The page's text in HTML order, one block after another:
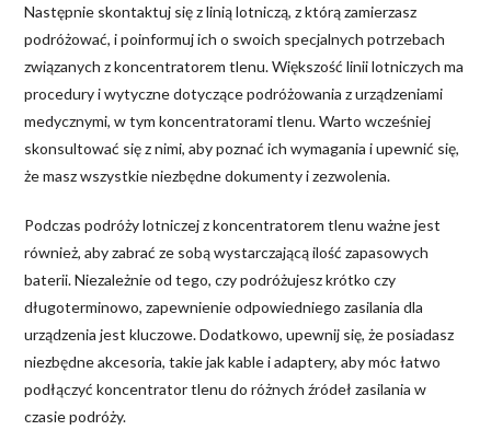
Następnie skontaktuj się z linią lotniczą, z którą zamierzasz
podróżować, i poinformuj ich o swoich specjalnych potrzebach
związanych z koncentratorem tlenu. Większość linii lotniczych ma
procedury i wytyczne dotyczące podróżowania z urządzeniami
medycznymi, w tym koncentratorami tlenu. Warto wcześniej
skonsultować się z nimi, aby poznać ich wymagania i upewnić się,
że masz wszystkie niezbędne dokumenty i zezwolenia.
Podczas podróży lotniczej z koncentratorem tlenu ważne jest
również, aby zabrać ze sobą wystarczającą ilość zapasowych
baterii. Niezależnie od tego, czy podróżujesz krótko czy
długoterminowo, zapewnienie odpowiedniego zasilania dla
urządzenia jest kluczowe. Dodatkowo, upewnij się, że posiadasz
niezbędne akcesoria, takie jak kable i adaptery, aby móc łatwo
podłączyć koncentrator tlenu do różnych źródeł zasilania w
czasie podróży.